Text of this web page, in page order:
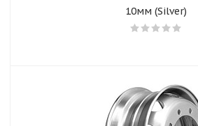
10мм (Silver)